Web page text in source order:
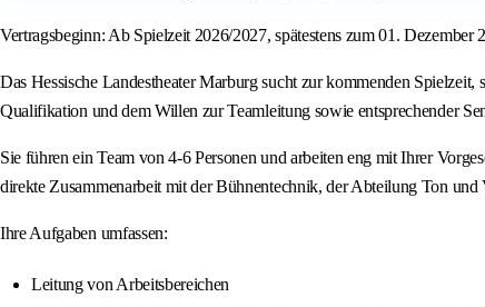
Vertragsbeginn: Ab Spielzeit 2026/2027, spätestens zum 01. Dezember
Das Hessische Landestheater Marburg sucht zur kommenden
Qualifikation und dem Willen zur Teamleitung sowie entsprechender
Sie führen ein Team von 4-6 Personen und arbeiten eng mit Ihrer
direkte Zusammenarbeit mit der Bühnentechnik, der Abteilung Ton
Ihre Aufgaben umfassen:
Leitung von Arbeitsbereichen